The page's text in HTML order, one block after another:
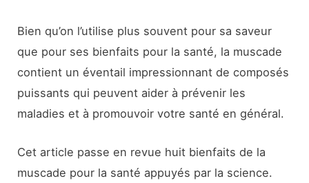
Bien qu’on l’utilise plus souvent pour sa saveur
que pour ses bienfaits pour la santé, la muscade
contient un éventail impressionnant de composés
puissants qui peuvent aider à prévenir les
maladies et à promouvoir votre santé en général.
Cet article passe en revue huit bienfaits de la
muscade pour la santé appuyés par la science.